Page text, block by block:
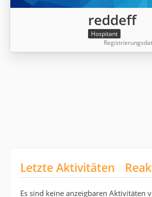
reddeff
Hospitant
Letzte Aktivitäten
Es sind keine anzeigbaren Aktivitäten